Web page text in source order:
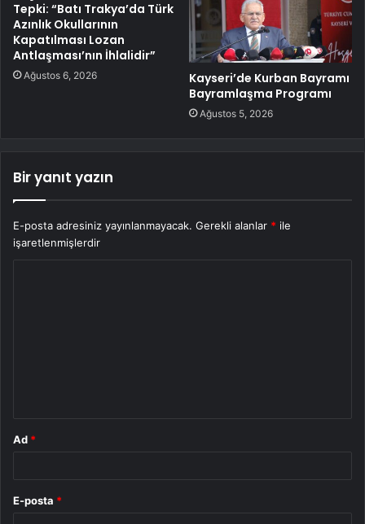
Tepki: “Batı Trakya’da Türk
Azınlık Okullarının
Kapatılması Lozan
Antlaşması’nın İhlalidir”
Ağustos 6, 2026
Kayseri’de Kurban Bayramı
Bayramlaşma Programı
Ağustos 5, 2026
Bir yanıt yazın
E-posta adresiniz yayınlanmayacak. Gerekli alanlar * ile
işaretlenmişlerdir
Ad *
E-posta *